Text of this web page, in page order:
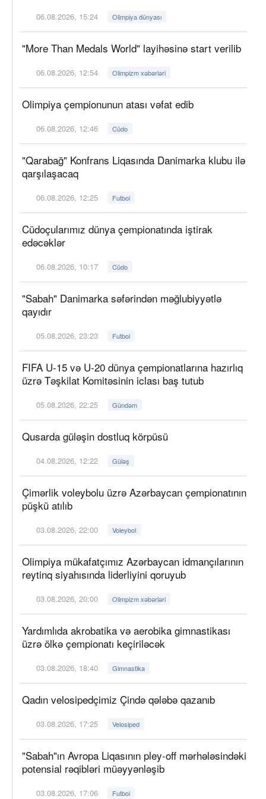
06.08.2026, 15:24 Olimpiya dünyası
"More Than Medals World" layihəsinə start verilib
06.08.2026, 12:54 Olimpizm xəbərləri
Olimpiya çempionunun atası vəfat edib
06.08.2026, 12:46 Cüdo
"Qarabağ" Konfrans Liqasında Danimarka klubu ilə
qarşılaşacaq
06.08.2026, 12:25 Futbol
Cüdoçularımız dünya çempionatında iştirak
edəcəklər
06.08.2026, 10:17 Cüdo
"Sabah" Danimarka səfərindən məğlubiyyətlə
qayıdır
05.08.2026, 23:23 Futbol
FIFA U-15 və U-20 dünya çempionatlarına hazırlıq
üzrə Təşkilat Komitəsinin iclası baş tutub
05.08.2026, 22:25 Gündəm
Qusarda güləşin dostluq körpüsü
04.08.2026, 12:22 Güləş
Çimərlik voleybolu üzrə Azərbaycan çempionatının
püşkü atılıb
03.08.2026, 22:00 Voleybol
Olimpiya mükafatçımız Azərbaycan idmançılarının
reytinq siyahısında liderliyini qoruyub
03.08.2026, 20:00 Olimpizm xəbərləri
Yardımlıda akrobatika və aerobika gimnastikası
üzrə ölkə çempionatı keçiriləcək
03.08.2026, 18:40 Gimnastika
Qadın velosipedçimiz Çində qələbə qazanıb
03.08.2026, 17:25 Velosiped
"Sabah"ın Avropa Liqasının pley-off mərhələsindəki
potensial rəqibləri müəyyənləşib
03.08.2026, 17:06 Futbol